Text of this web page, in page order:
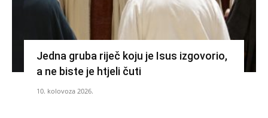
Jedna gruba riječ koju je Isus izgovorio,
a ne biste je htjeli čuti
10. kolovoza 2026.